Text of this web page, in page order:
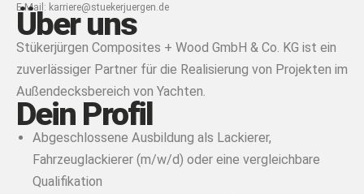
E-Mail: karriere@stuekerjuergen.de
Über uns
Stükerjürgen Composites + Wood GmbH & Co. KG ist ein
zuverlässiger Partner für die Realisierung von Projekten im
Außendecksbereich von Yachten.
Dein Profil
Abgeschlossene Ausbildung als Lackierer,
Fahrzeuglackierer (m/w/d) oder eine vergleichbare
Qualifikation